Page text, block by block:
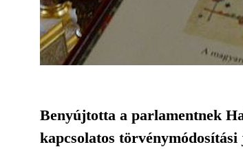
Benyújtotta a parlamentnek
kapcsolatos